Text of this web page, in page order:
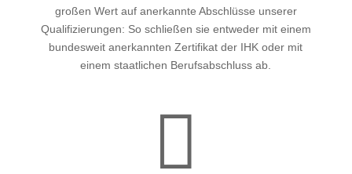
großen Wert auf anerkannte Abschlüsse unserer
Qualifizierungen: So schließen sie entweder mit einem
bundesweit anerkannten Zertifikat der IHK oder mit
einem staatlichen Berufsabschluss ab.
